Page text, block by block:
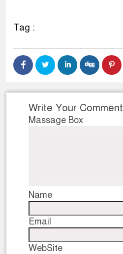
Tag :
Write Your Comment
Massage Box
Name
Email
WebSite